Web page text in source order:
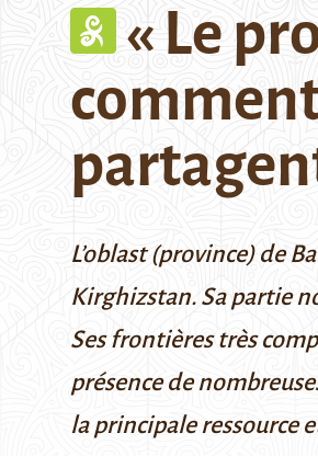
« Le
L’oblast (province) de
Kirghizstan. Sa partie
Ses frontières très
présence de
la principale ressource